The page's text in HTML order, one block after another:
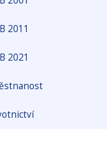
2011
2021